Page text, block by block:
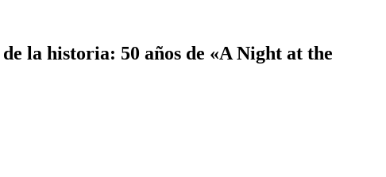
la historia: 50 años de «A Night at the